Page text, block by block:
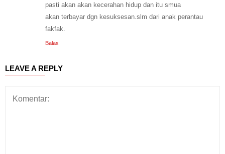
pasti akan akan kecerahan hidup dan itu smua
akan terbayar dgn kesuksesan.slm dari anak perantau
fakfak.
Balas
LEAVE A REPLY